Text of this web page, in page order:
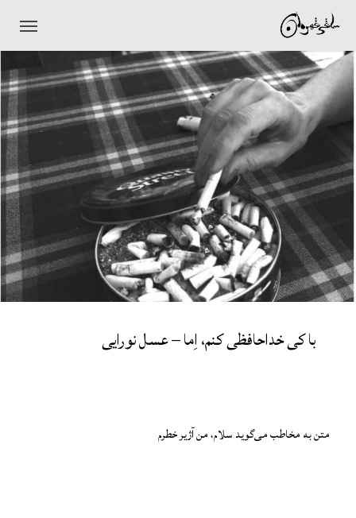
main
content
با کی خداحافظی کنم، اِما – عسل نورایی
متن به مخاطب می‌گوید سلام، من آژیر خطرم